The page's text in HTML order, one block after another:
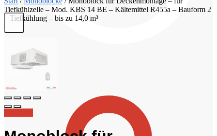
Tiefkühlzelle – Mod. KBS 14 BE – Kältemittel R455a – Bauform 2
– Tiefkühlung – bis zu 14,0 m³